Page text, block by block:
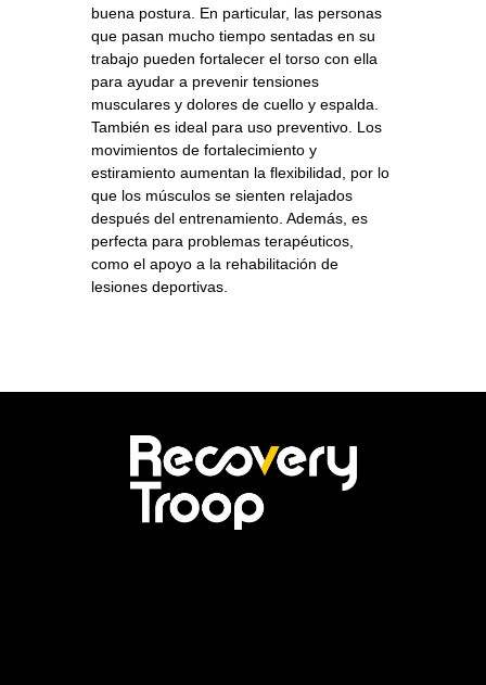
buena postura. En particular, las personas
que pasan mucho tiempo sentadas en su
trabajo pueden fortalecer el torso con ella
para ayudar a prevenir tensiones
musculares y dolores de cuello y espalda.
También es ideal para uso preventivo. Los
movimientos de fortalecimiento y
estiramiento aumentan la flexibilidad, por lo
que los músculos se sienten relajados
después del entrenamiento. Además, es
perfecta para problemas terapéuticos,
como el apoyo a la rehabilitación de
lesiones deportivas.